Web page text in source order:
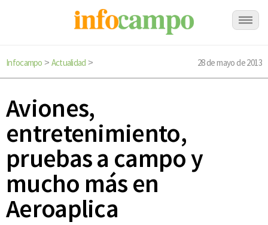
Infocampo > Actualidad > 28 de mayo de 2013
Aviones,
entretenimiento,
pruebas a campo y
mucho más en
Aeroaplica